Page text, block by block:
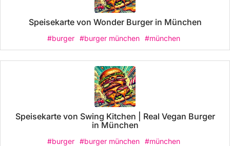
Speisekarte von Wonder Burger in München
#burger #burger münchen #münchen
Speisekarte von Swing Kitchen | Real Vegan Burger
in München
#burger #burger münchen #münchen